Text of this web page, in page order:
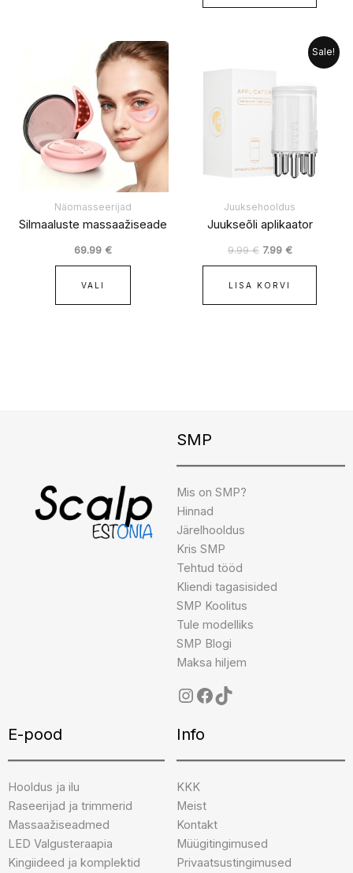
Näomasseerijad
Silmaaluste massaažiseade
69.99€
VALI
Sellel
tootel
on
mitu
varianti.
Valikuid
saab
teha
tootelehel.
Sale!
Juuksehooldus
Juukseõli aplikaator
9.99€
9.99 €.
7.99 €
Praegune
hind
7.99 €.
LISA KORVI
SMP
Mis on SMP?
Hinnad
Järelhooldus
Kris SMP
Tehtud tööd
Kliendi tagasisided
SMP Koolitus
Tule modelliks
SMP Blogi
Maksa hiljem
Instagram
Facebook
E-pood
Hooldus ja ilu
Raseerijad ja trimmerid
Massaažiseadmed
LED Valgusteraapia
Kingiideed ja komplektid
Info
KKK
Meist
Kontakt
Müügitingimused
Privaatsustingimused